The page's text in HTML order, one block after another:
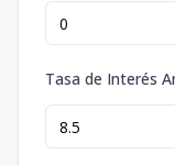
Tasa de Interés